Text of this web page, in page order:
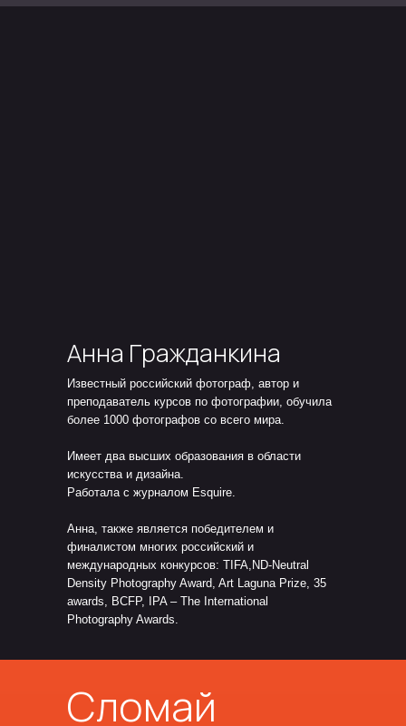
Анна Гражданкина
Известный российский фотограф, автор и
преподаватель курсов по фотографии, обучила
более 1000 фотографов со всего мира.
Имеет два высших образования в области
искусства и дизайна.
Работала с журналом Esquire.
Анна, также является победителем и
финалистом многих российский и
международных конкурсов: TIFA,ND-Neutral
Density Photography Award, Art Laguna Prize, 35
awards, BCFP, IPA – The International
Photography Awards.
Сломай